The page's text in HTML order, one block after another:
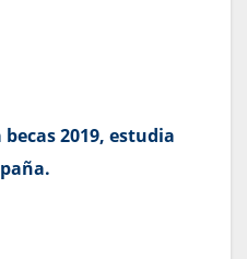
2019, estudia